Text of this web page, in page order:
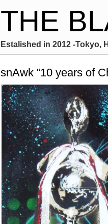
THE
Estalished in 2012 -Tokyo,
snAwk “10 years of